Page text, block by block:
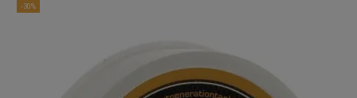
-30%